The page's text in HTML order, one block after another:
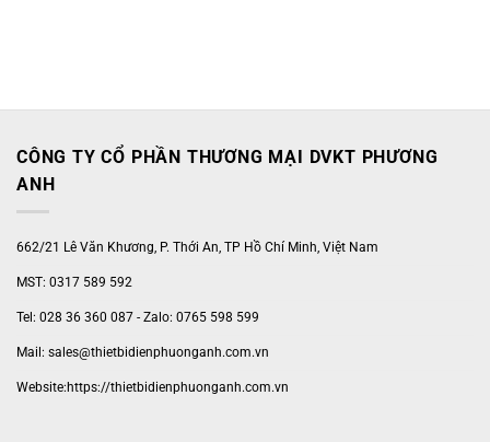
CÔNG TY CỔ PHẦN THƯƠNG MẠI DVKT PHƯƠNG
ANH
662/21 Lê Văn Khương, P. Thới An, TP Hồ Chí Minh, Việt Nam
MST: 0317 589 592
Tel: 028 36 360 087 - Zalo: 0765 598 599
Mail: sales@thietbidienphuonganh.com.vn
Website:https://thietbidienphuonganh.com.vn